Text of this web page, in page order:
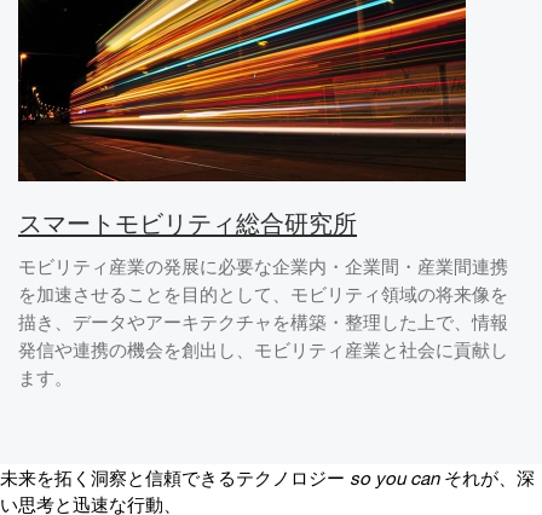
スマートモビリティ総合研究所
モビリティ産業の発展に必要な企業内・企業間・産業間連携
を加速させることを目的として、モビリティ領域の将来像を
描き、データやアーキテクチャを構築・整理した上で、情報
発信や連携の機会を創出し、モビリティ産業と社会に貢献し
ます。
未来を拓く洞察と信頼できるテクノロジー so you can それが、深
い思考と迅速な行動、